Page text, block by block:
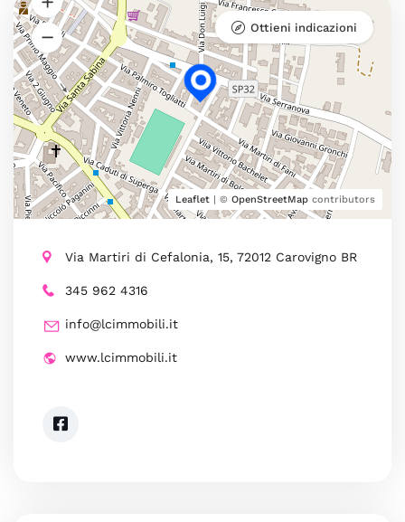
Leaflet | © OpenStreetMap contributors
Ottieni indicazioni
Via Martiri di Cefalonia, 15, 72012 Carovigno BR
345 962 4316
info@lcimmobili.it
www.lcimmobili.it